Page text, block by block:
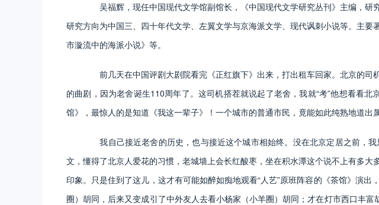
吴福辉，现任中国现代文学馆副馆长，《中国现代文学研究丛刊》主编，研
研究方向为中国三、四十年代文学、左翼文学与京海派文学、现代讽刺小说等。主
市漩流中的海派小说》等。
前几天在中国评剧大剧院看完《正红旗下》出来，打出租车回家。北京的司
的曲剧，因为老舍诞生110周年了。这司机搭茬就说起了老舍，我就“考”他想看看
馆》，最惊人的是知道《我这一辈子》！一个城市的普通市民，竟能如此纯熟地道出
我自己接近老舍的历史，也与接近这个城市相始终。没在北京定居之前，
文，懂得了北京人爱花的习惯，老城墙上会长红酸枣，坐在积水潭这个说不上有多
印象。只是住到了这儿，这才有可能如醉如痴地观看“人艺”原班阵容的《茶馆》演
圈）胡同，后来又变成引了中外友人去看小杨家（小羊圈）胡同；才在灯市西口丰